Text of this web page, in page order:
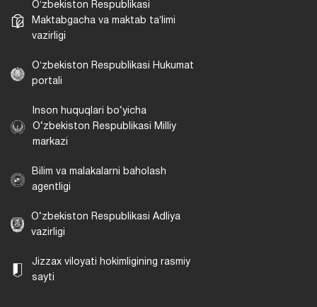
Oʻzbekiston Respublikasi
Maktabgacha va maktab taʼlimi
vazirligi
Oʻzbekiston Respublikasi Hukumat
portali
Inson huquqlari bo‘yicha
O‘zbekiston Respublikasi Milliy
markazi
Bilim va malakalarni baholash
agentligi
O‘zbekiston Respublikasi Adliya
vazirligi
Jizzax viloyati hokimligining rasmiy
sayti